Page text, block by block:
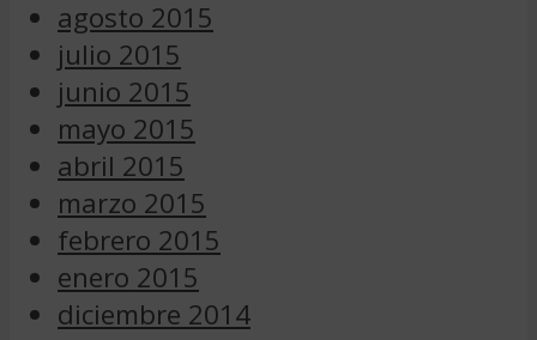
agosto 2015
julio 2015
junio 2015
mayo 2015
abril 2015
marzo 2015
febrero 2015
enero 2015
diciembre 2014